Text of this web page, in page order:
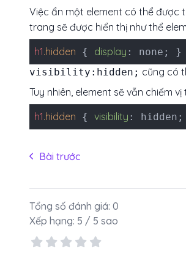
Việc ẩn một element có thể được
trang sẽ được hiển thị như thể
h1.hidden { display : none; }
visibility:hidden; cũng có
Tuy nhiên, element sẽ vẫn chiếm
h1.hidden { visibility :
Bài trước
Tổng số đánh giá: 0
Xếp hạng: 5 / 5 sao